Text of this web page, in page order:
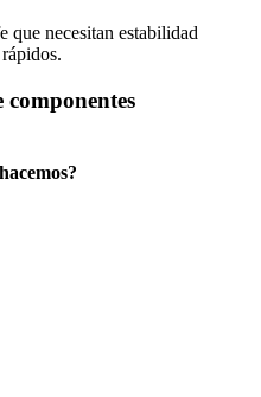
que necesitan estabilidad